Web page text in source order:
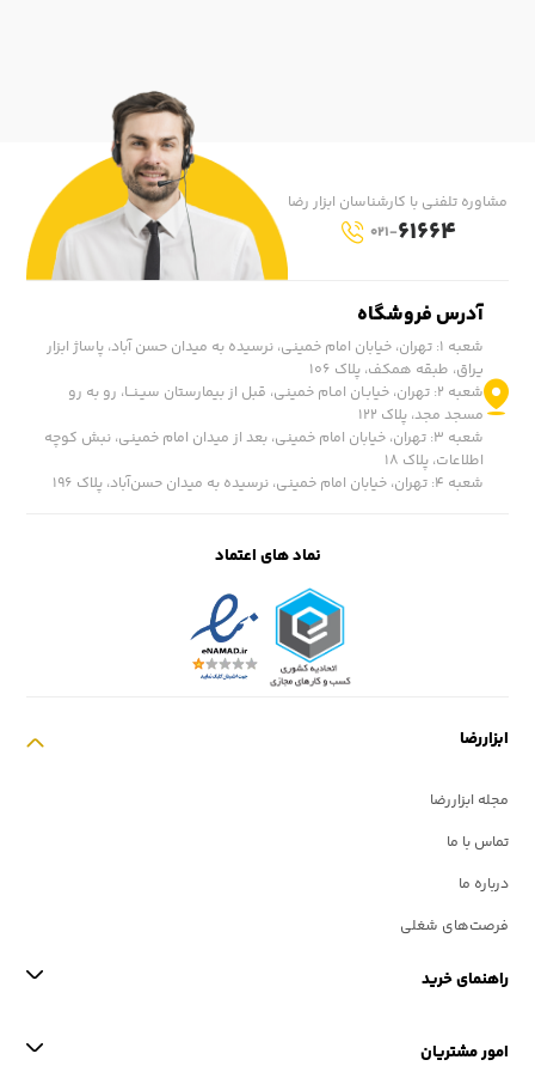
آدرس فروشگاه
شعبه ۱: تهران، خیابان امام خمینی، نرسیده به میدان حسن آباد، پاساژ ابزار
یراق، طبقه همکف، پلاک ۱۰۶
شعبه ۲: تهران، خیابـان امـام خمینی، قبل از بیمارستان سیـنــا، رو به رو
مسجد مجد، پلاک ۱۲۲
شعبه ۳: تهران، خیابان امام خمینی، بعد از میدان امام خمینی، نبش کوچه
اطلاعات، پلاک ۱۸
شعبه ۴: تهران، خیابان امام خمینی، نرسیده به میدان حسن‌آباد، پلاک ١۹۶
مشاوره تلفنی با کارشناسان ابزار رضا
021-61664
امور مشتریان
راهنمای خرید
ابزاررضا
مجله ابزاررضا
تماس با ما
درباره ما
فرصت‌های شغلی
نماد های اعتماد